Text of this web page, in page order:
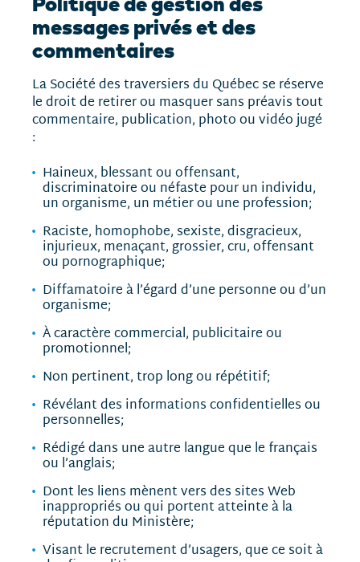
messages privés et des
commentaires
La Société des traversiers du Québec se réserve
le droit de retirer ou masquer sans préavis tout
commentaire, publication, photo ou vidéo jugé
:
Haineux, blessant ou offensant,
discriminatoire ou néfaste pour un individu,
un organisme, un métier ou une profession;
Raciste, homophobe, sexiste, disgracieux,
injurieux, menaçant, grossier, cru, offensant
ou pornographique;
Diffamatoire à l’égard d’une personne ou d’un
organisme;
À caractère commercial, publicitaire ou
promotionnel;
Non pertinent, trop long ou répétitif;
Révélant des informations confidentielles ou
personnelles;
Rédigé dans une autre langue que le français
ou l’anglais;
Dont les liens mènent vers des sites Web
inappropriés ou qui portent atteinte à la
réputation du Ministère;
Visant le recrutement d’usagers, que ce soit à